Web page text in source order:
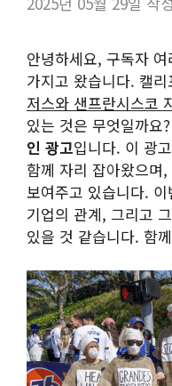
안녕하세요, 구독자
가지고 왔습니다. 캘
저스와 샌프란시스코
있는 것은 무엇일까요
인 광고입니다. 이 광
함께 자리 잡아왔으며
보여주고 있습니다.
기업의 관계, 그리고
있을 것 같습니다. 함